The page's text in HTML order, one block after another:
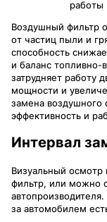
работы
Воздушный фильтр
от частиц пыли и
способность
и баланс
затрудняет работу
мощности и
замена воздушного
эффективность и
Интервал
Визуальный осмотр
фильтр, или можно
за автомобилем